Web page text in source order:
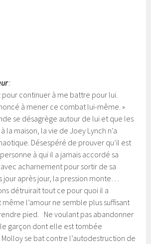
:
pour continuer à me battre pour lui.
à mener ce combat lui-même. »
se désagrège autour de lui et que les
la maison, la vie de Joey Lynch n’a
Désespéré de prouver qu’il est
à qui il a jamais accordé sa
acharnement pour sortir de sa
jour après jour, la pression monte…
détruirait tout ce pour quoi il a
l’amour ne semble plus suffisant
pied. Ne voulant pas abandonner
garçon dont elle est tombée
se bat contre l’autodestruction de